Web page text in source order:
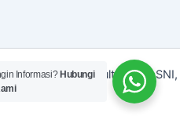
Jasa Konsultan ISO, SNI,
dan Merek]
Informasi? Hubungi